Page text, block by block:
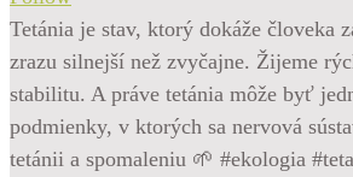
Tetánia je stav, ktorý dokáže človeka
zrazu silnejší než zvyčajne. Žijeme
stabilitu. A práve tetánia môže byť
podmienky, v ktorých sa nervová
tetánii a spomaleniu 🌱 #ekologia